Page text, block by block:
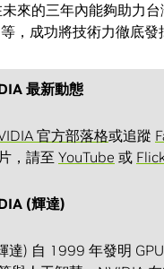
來的三年內能夠助力
等，成功將技術力徹底發
最新動態
官方部落格或追蹤
，請至 YouTube 或
(輝達)
達) 自 1999 年發明